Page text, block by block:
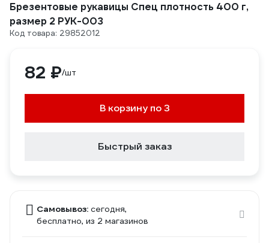
Брезентовые рукавицы Спец плотность 400 г,
размер 2 РУК-003
Код товара: 29852012
82 ₽/шт
В корзину по 3
Быстрый заказ
Самовывоз: сегодня,
бесплатно, из 2 магазинов